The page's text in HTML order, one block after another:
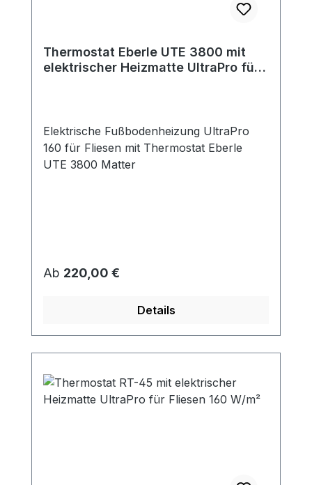
Thermostat Eberle UTE 3800 mit
elektrischer Heizmatte UltraPro für
Elektrische Fußbodenheizung UltraPro
160 für Fliesen mit Thermostat Eberle
UTE 3800 Matter
Regulärer Preis:
Ab 220,00 €
Details